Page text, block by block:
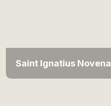
Saint Ignatius Novena